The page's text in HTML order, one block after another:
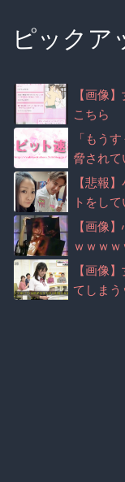
ピックア
【画像
こちら
「もう
脅され
マナー
【悲報
トをし
wwww
【画像
ｗｗｗ
【画像
てしまう